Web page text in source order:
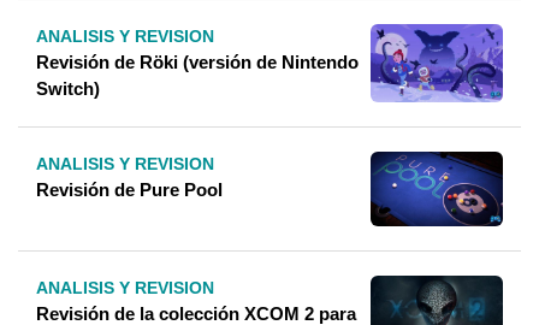
ANALISIS Y REVISION
Revisión de Röki (versión de Nintendo
Switch)
ANALISIS Y REVISION
Revisión de Pure Pool
ANALISIS Y REVISION
Revisión de la colección XCOM 2 para